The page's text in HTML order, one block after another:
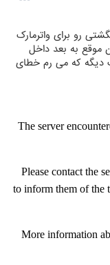
رو برای واترمارک
موقع به بعد داخل
که می رم خطای
The server
Please contact the
to inform them of the
More information